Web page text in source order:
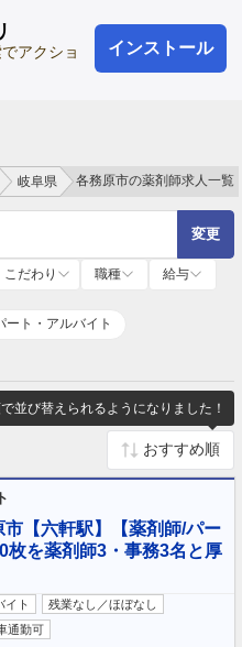
アクショ
インストール
ログイン 会員登録
岐阜県 各務原市の薬剤師求人一覧
変更
こだわり 職種
給与
ート・アルバイト
並び替えられるようになりました！
【六軒駅】【薬剤師/パー
を薬剤師3・事務3名と厚
イト
残業なし／ほぼなし
通勤可